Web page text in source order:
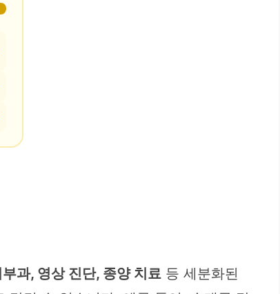
과, 영상 진단, 종양 치료 등 세분화된